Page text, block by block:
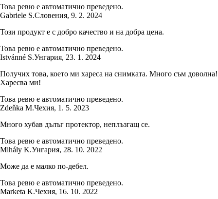
Това ревю е автоматично преведено.
Gabriele S.Словения, 9. 2. 2024
Този продукт е с добро качество и на добра цена.
Това ревю е автоматично преведено.
Istvánné S.Унгария, 23. 1. 2024
Получих това, което ми хареса на снимката. Много съм доволна!
Харесва ми!
Това ревю е автоматично преведено.
Zdeňka M.Чехия, 1. 5. 2023
Много хубав дълъг протектор, неплъзгащ се.
Това ревю е автоматично преведено.
Mihály K.Унгария, 28. 10. 2022
Може да е малко по-дебел.
Това ревю е автоматично преведено.
Marketa K.Чехия, 16. 10. 2022